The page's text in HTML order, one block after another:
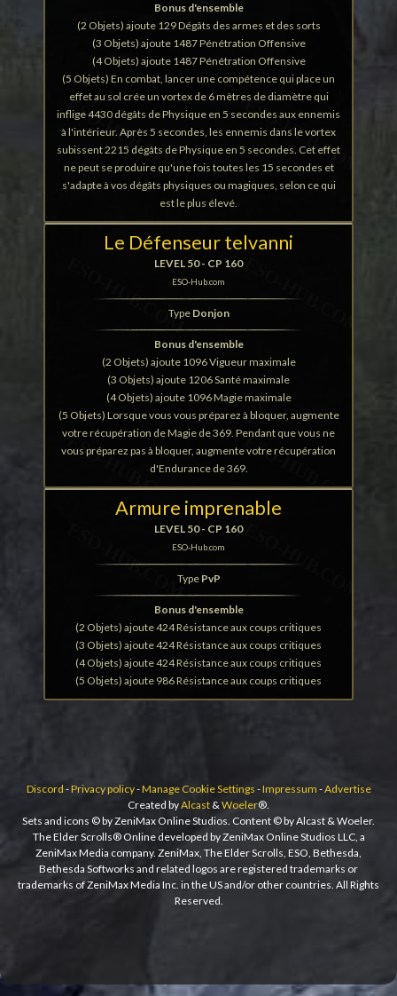
Bonus d'ensemble
(2 Objets) ajoute 129 Dégâts des armes et des sorts
(3 Objets) ajoute 1487 Pénétration Offensive
(4 Objets) ajoute 1487 Pénétration Offensive
(5 Objets) En combat, lancer une compétence qui place un
effet au sol crée un vortex de 6 mètres de diamètre qui
inflige 4430 dégâts de Physique en 5 secondes aux ennemis
à l'intérieur. Après 5 secondes, les ennemis dans le vortex
subissent 2215 dégâts de Physique en 5 secondes. Cet effet
ne peut se produire qu'une fois toutes les 15 secondes et
s'adapte à vos dégâts physiques ou magiques, selon ce qui
est le plus élevé.
Le Défenseur telvanni
LEVEL 50 - CP 160
ESO-Hub.com
Type Donjon
Bonus d'ensemble
(2 Objets) ajoute 1096 Vigueur maximale
(3 Objets) ajoute 1206 Santé maximale
(4 Objets) ajoute 1096 Magie maximale
(5 Objets) Lorsque vous vous préparez à bloquer, augmente
votre récupération de Magie de 369. Pendant que vous ne
vous préparez pas à bloquer, augmente votre récupération
d'Endurance de 369.
Armure imprenable
LEVEL 50 - CP 160
ESO-Hub.com
Type PvP
Bonus d'ensemble
(2 Objets) ajoute 424 Résistance aux coups critiques
(3 Objets) ajoute 424 Résistance aux coups critiques
(4 Objets) ajoute 424 Résistance aux coups critiques
(5 Objets) ajoute 986 Résistance aux coups critiques
Discord -Privacy policy-Manage Cookie Settings -Impressum -Advertise
Created byAlcast &Woeler®.
Sets and icons © by ZeniMax Online Studios. Content © by Alcast & Woeler.
The Elder Scrolls® Online developed by ZeniMax Online Studios LLC, a
ZeniMax Media company. ZeniMax, The Elder Scrolls, ESO, Bethesda,
Bethesda Softworks and related logos are registered trademarks or
trademarks of ZeniMax Media Inc. in the US and/or other countries. All Rights
Reserved.